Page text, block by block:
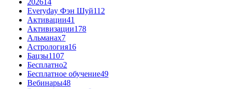
Everyday Фэн Шуй112
Активации41
Активизации178
Альманах7
Астрология16
Бацзы1107
Бесплатно2
Бесплатное обучение49
Вебинары48